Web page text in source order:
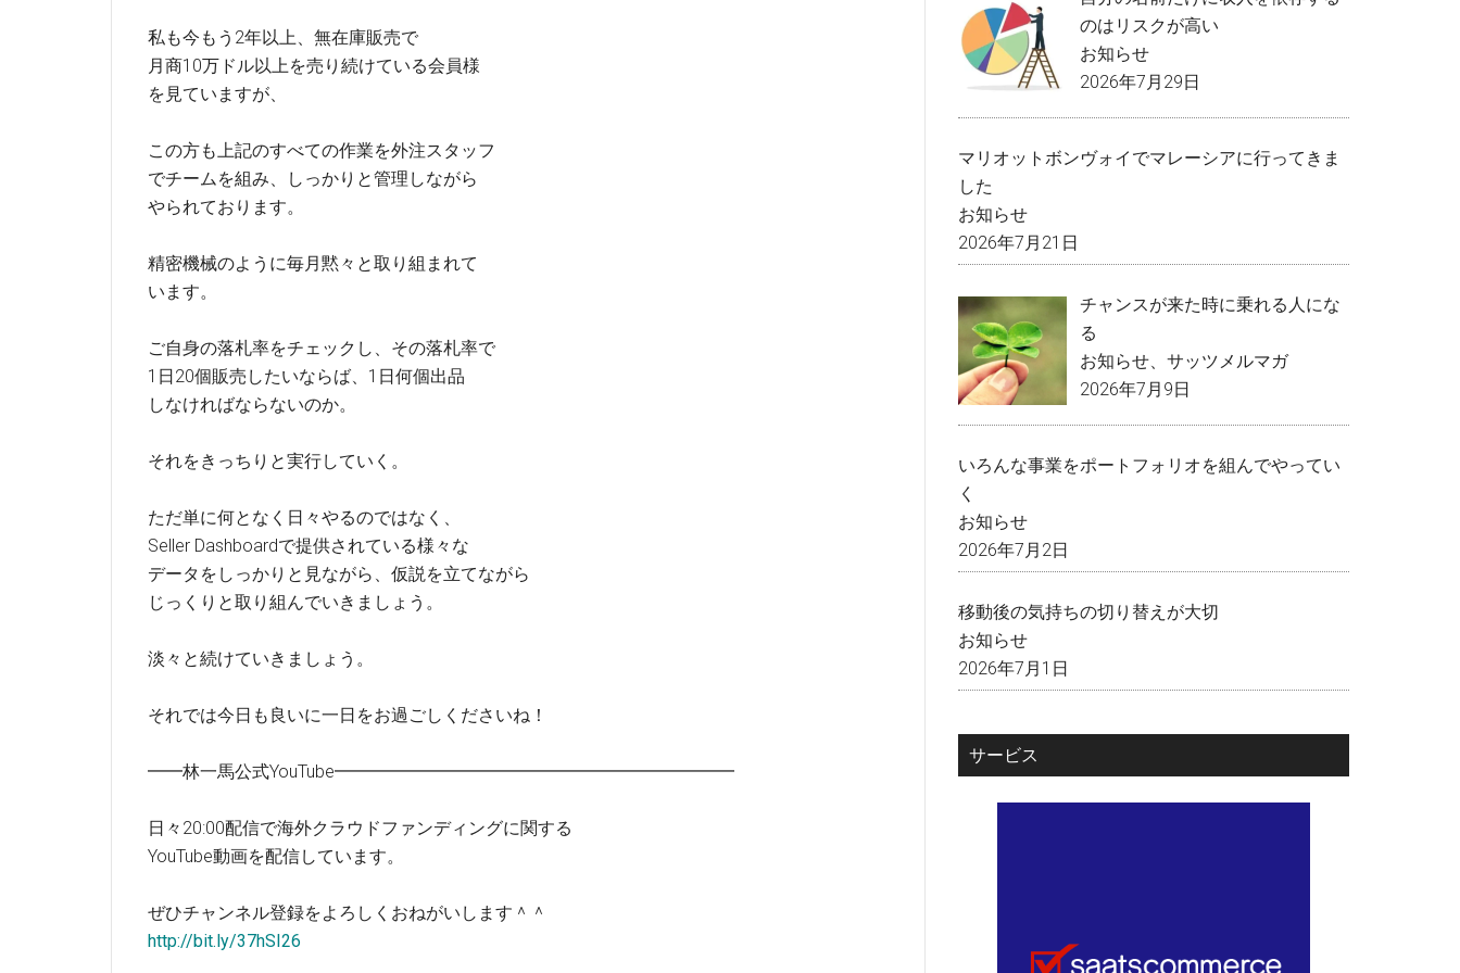
私も今もう2年以上、無在庫販売で
月商10万ドル以上を売り続けている会員様
を見ていますが、
この方も上記のすべての作業を外注スタッフ
でチームを組み、しっかりと管理しながら
やられております。
精密機械のように毎月黙々と取り組まれて
います。
ご自身の落札率をチェックし、その落札率で
1日20個販売したいならば、1日何個出品
しなければならないのか。
それをきっちりと実行していく。
ただ単に何となく日々やるのではなく、
Seller Dashboardで提供されている様々な
データをしっかりと見ながら、仮説を立てながら
じっくりと取り組んでいきましょう。
淡々と続けていきましょう。
それでは今日も良いに一日をお過ごしくださいね！
━━林一馬公式YouTube━━━━━━━━━━━━━━━━━━━━━━━
日々20:00配信で海外クラウドファンディングに関する
YouTube動画を配信しています。
ぜひチャンネル登録をよろしくおねがいします＾＾
http://bit.ly/37hSI26
のはリスクが高い
お知らせ
2026年7月29日
マリオットボンヴォイでマレーシアに行ってきま
した
お知らせ
2026年7月21日
チャンスが来た時に乗れる人にな
る
お知らせ
サッツメルマガ
2026年7月9日
いろんな事業をポートフォリオを組んでやってい
く
お知らせ
2026年7月2日
移動後の気持ちの切り替えが大切
お知らせ
2026年7月1日
サービス